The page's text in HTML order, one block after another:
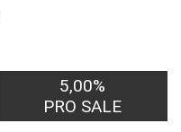
5,00%
PRO SALE